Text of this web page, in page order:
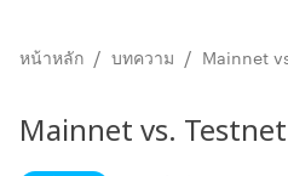
หน้าหลัก / บทความ / Mainnet
Mainnet vs. Testnet